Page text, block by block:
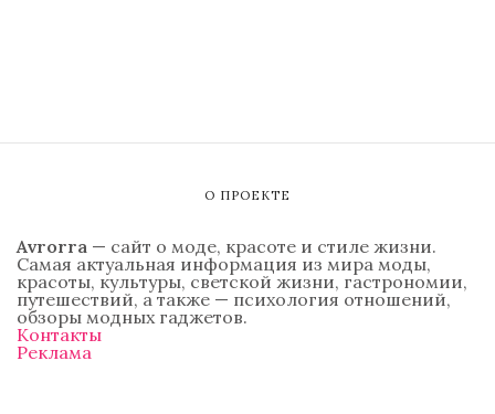
О ПРОЕКТЕ
Avrorra — сайт о моде, красоте и стиле жизни.
Самая актуальная информация из мира моды,
красоты, культуры, светской жизни, гастрономии,
путешествий, а также — психология отношений,
обзоры модных гаджетов.
Контакты
Реклама